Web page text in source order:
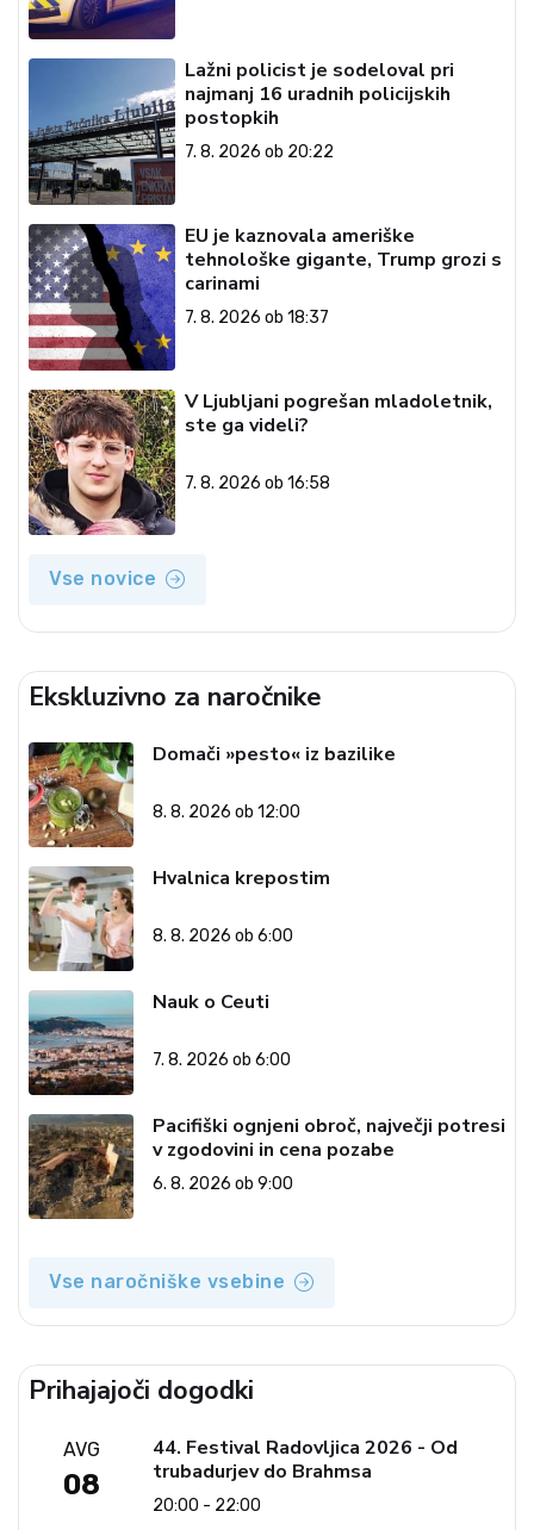
Lažni policist je sodeloval pri
najmanj 16 uradnih policijskih
postopkih
7. 8. 2026 ob 20:22
EU je kaznovala ameriške
tehnološke gigante, Trump grozi s
carinami
7. 8. 2026 ob 18:37
V Ljubljani pogrešan mladoletnik,
ste ga videli?
7. 8. 2026 ob 16:58
Vse novice
Ekskluzivno za naročnike
Domači »pesto« iz bazilike
8. 8. 2026 ob 12:00
Hvalnica krepostim
8. 8. 2026 ob 6:00
Nauk o Ceuti
7. 8. 2026 ob 6:00
Pacifiški ognjeni obroč, največji potresi
v zgodovini in cena pozabe
6. 8. 2026 ob 9:00
Vse naročniške vsebine
Prihajajoči dogodki
AVG
08
44. Festival Radovljica 2026 - Od
trubadurjev do Brahmsa
20:00 - 22:00